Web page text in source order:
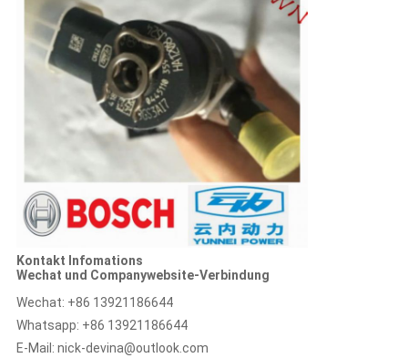
Kontakt Infomations
Wechat und Companywebsite-Verbindung
Wechat: +86 13921186644
Whatsapp: +86 13921186644
E-Mail: nick-devina@outlook.com